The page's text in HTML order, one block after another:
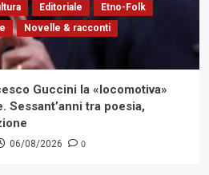
Editoriale
Etno-Folk
Novelle & racconti
Guccini la «locomotiva»
Sessant’anni tra poesia,
06/08/2026 0